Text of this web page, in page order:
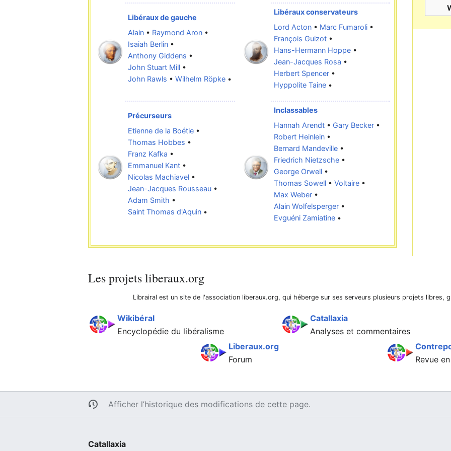
Libéraux de gauche
Alain • Raymond Aron •
Isaiah Berlin •
Anthony Giddens •
John Stuart Mill •
John Rawls • Wilhelm Röpke •
Libéraux conservateurs
Lord Acton • Marc Fumaroli •
François Guizot •
Hans-Hermann Hoppe •
Jean-Jacques Rosa •
Herbert Spencer •
Hyppolite Taine •
Précurseurs
Etienne de la Boétie •
Thomas Hobbes •
Franz Kafka •
Emmanuel Kant •
Nicolas Machiavel •
Jean-Jacques Rousseau •
Adam Smith •
Saint Thomas d'Aquin •
Inclassables
Hannah Arendt • Gary Becker •
Robert Heinlein •
Bernard Mandeville •
Friedrich Nietzsche •
George Orwell •
Thomas Sowell • Voltaire •
Max Weber •
Alain Wolfelsperger •
Evguéni Zamiatine •
Les projets liberaux.org
Librairal est un site de l'association liberaux.org, qui héberge sur ses serveurs plusieurs projets libres,
Wikibéral
Encyclopédie du libéralisme
Catallaxia
Analyses et commentaires
Liberaux.org
Forum
Revue
Afficher l’historique des modifications de cette page.
Catallaxia